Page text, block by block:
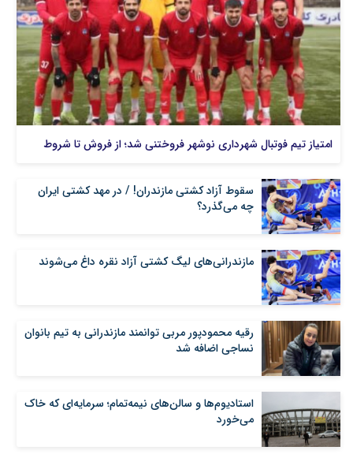
امتیاز تیم فوتبال شهرداری نوشهر فروختنی شد؛ از فروش تا شروط
سقوط آزاد کشتی مازندران! / در مهد کشتی ایران
چه می‌گذرد؟
مازندرانی‌های لیگ کشتی آزاد نقره داغ می‌شوند
رقیه محمودپور مربی توانمند مازندرانی به تیم بانوان
نساجی اضافه شد
استادیوم‌ها و سالن‌های نیمه‌تمام؛ سرمایه‌ای که خاک
می‌خورد